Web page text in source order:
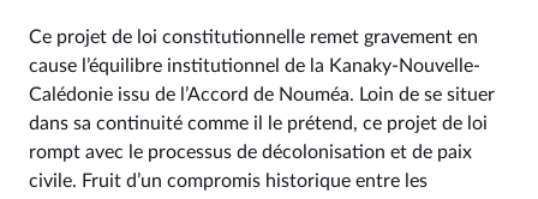
Ce projet de loi constitutionnelle remet gravement en
cause l’équilibre institutionnel de la Kanaky-Nouvelle-
Calédonie issu de l’Accord de Nouméa. Loin de se situer
dans sa continuité comme il le prétend, ce projet de loi
rompt avec le processus de décolonisation et de paix
civile. Fruit d’un compromis historique entre les